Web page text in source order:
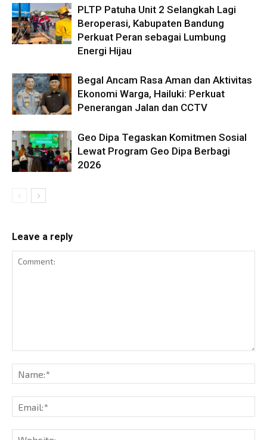
PLTP Patuha Unit 2 Selangkah Lagi
Beroperasi, Kabupaten Bandung
Perkuat Peran sebagai Lumbung
Energi Hijau
Begal Ancam Rasa Aman dan Aktivitas
Ekonomi Warga, Hailuki: Perkuat
Penerangan Jalan dan CCTV
Geo Dipa Tegaskan Komitmen Sosial
Lewat Program Geo Dipa Berbagi
2026
Leave a reply